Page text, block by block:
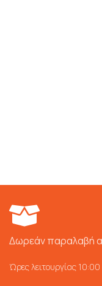
Δωρεάν παραλαβή
Ώρες λειτουργίας